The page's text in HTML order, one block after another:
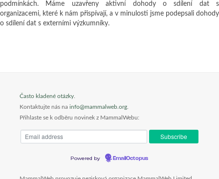
podmínkách. Máme uzavřeny aktivní dohody o sdílení dat s
organizacemi, které k nám přispívají, a v minulosti jsme podepsali dohody
o sdílení dat s externími výzkumníky.
Často kladené otázky
Kontaktujte nás na info@mammalweb.org
Přihlaste se k odběru novinek z MammalWebu:
Powered by EmailOctopus